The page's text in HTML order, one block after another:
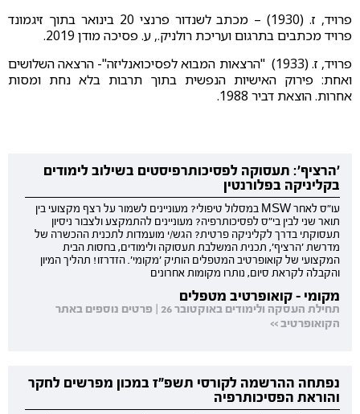
פרויד, ז. (1930) – מכתב לשנדור פרנצי 20 בינואר בתוך זיגמונד
פרויד מכתבים בתרגום ועריכת רולניק., ע. פסיכה מודן 2019.
פרויד, ז. (1933) "הרצאות המבוא לפסיכואנליזה"- הרצאה השלושים
ואחת: פירוק האישיות הנפשית בתוך תרבות בלא נחת ומסות
אחרות. הוצאת דביר 1988.
'הרציף': תעסוקה לפסיכותרפיסטים בשילוב לימודים
בקליניקה בפלורנטין
עו"ס לאחר MSW במסלול טיפולי? מעוניינים לשמור על רצף מקצועי בין
תואר שני לבין בי"ס לפסיכותרפיה? מעוניינים להתמקצע ולצבור ניסיון
תעסוקתי בדרך לקליניקה פרטית? הגש/י מועמדות לתכנית ההכשרה של
מדרשת 'הרציף', תכנית המשלבת תעסוקה ולימודים, בחסות הבית
המקצועי של קואופרטיב המטפלים הותיק 'מקומי'. הזדרזו! תהליך המיון
והקבלה לקראת סיום, נותרו מקומות אחרונים
מקומי - קואופרטיב מטפלים
תחילת העסקה ולימודים באוקטובר 26 | פרטים נוספים באתר
הקואופרטיב >>
נפתחה ההרשמה לקורסי תשפ"ז במכון מפרשים לחקר
והוראת הפסיכותרפיה